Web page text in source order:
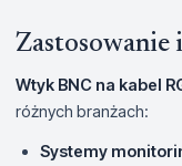
Zastosowanie
Wtyk BNC na kabel
różnych branżach:
Systemy